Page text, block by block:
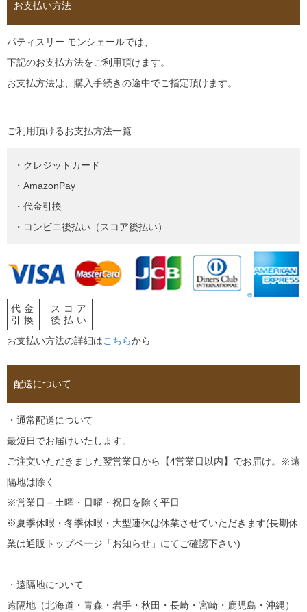
お支払い方法
パティスリー モンシェールでは、
下記のお支払方法をご利用頂けます。
お支払方法は、購入手続きの途中でご指定頂けます。
ご利用頂けるお支払方法一覧
・クレジットカード
・AmazonPay
・代金引換
・コンビニ後払い（スコア後払い）
代金
引換
スコア
後払い
お支払い方法の詳細はこちらから
配送について
・通常配送について
最短日でお届けいたします。
ご注文いただきました翌営業日から【4営業日以内】でお届け。※遠
隔地は除く
※営業日＝土曜・日曜・祝日を除く平日
※夏季休暇・冬季休暇・大型連休は休業させていただきます(長期休
業は通販トップページ「お知らせ」にてご確認下さい)
・遠隔地について
遠隔地（北海道・青森・岩手・秋田・長崎・宮崎・鹿児島・沖縄）